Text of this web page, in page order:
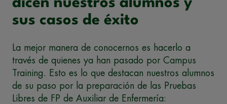
dicen nuestros alumnos y
sus casos de éxito
La mejor manera de conocernos es hacerlo a
través de quienes ya han pasado por Campus
Training. Esto es lo que destacan nuestros alumnos
de su paso por la preparación de las Pruebas
Libres de FP de Auxiliar de Enfermería: